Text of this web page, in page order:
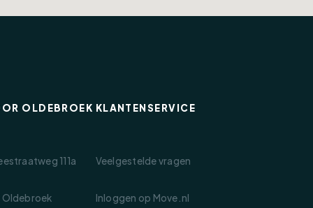
OLDEBROEK
111a
Oldebroek
KLANTENSERVICE
Veelgestelde vragen
Inloggen op Move.nl